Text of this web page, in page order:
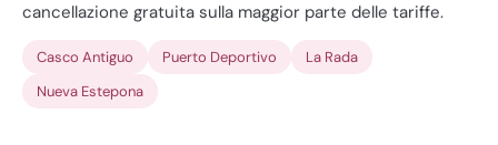
cancellazione gratuita sulla maggior parte delle tariffe.
Casco Antiguo Puerto Deportivo
La Rada
Nueva Estepona